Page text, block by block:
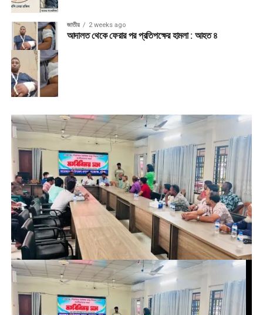
জাতীয় 2 weeks ago
আদালত থেকে ফেরার পর প্রতিপক্ষের হামলা : আহত ৪